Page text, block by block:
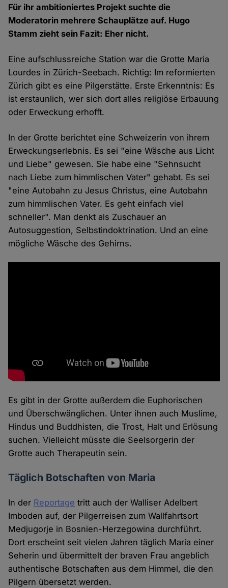
Für ihr ambitioniertes Projekt suchte die
Moderatorin mehrere Schauplätze auf. Hugo
Stamm zieht sein Fazit: Eher nicht.
Eine aufschlussreiche Station war die Grotte Maria
Lourdes in Zürich-Seebach. Richtig: Im reformierten
Zürich gibt es eine Pilgerstätte. Erste Erkenntnis: Es
ist erstaunlich, wer sich dort alles religiöse Erbauung
oder Erweckung erhofft.
In der Grotte berichtet eine Schweizerin von ihrem
Erweckungserlebnis. Es sei "eine Wäsche aus Licht
und Liebe" gewesen. Sie habe eine "Sehnsucht
nach Liebe zum himmlischen Vater" gehabt. Es sei
"eine Autobahn zu Jesus Christus, eine Autobahn
zum himmlischen Vater. Es geht einfach viel
schneller". Man denkt als Zuschauer an
Autosuggestion, Selbstindoktrination. Und an eine
mögliche Wäsche des Gehirns.
Es gibt in der Grotte außerdem die Euphorischen
und Überschwänglichen. Unter ihnen auch Muslime,
Hindus und Buddhisten, die Trost, Halt und Erlösung
suchen. Vielleicht müsste die Seelsorgerin der
Grotte auch Therapeutin sein.
Täglich Botschaften von Maria
In der Reportage tritt auch der Walliser Adelbert
Imboden auf, der Pilgerreisen zum Wallfahrtsort
Medjugorje in Bosnien-Herzegowina durchführt.
Dort erscheint seit vielen Jahren täglich Maria einer
Seherin und übermittelt der braven Frau angeblich
authentische Botschaften aus dem Himmel, die den
Pilgern übersetzt werden.